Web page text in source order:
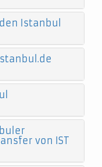
Istanbul
von IST